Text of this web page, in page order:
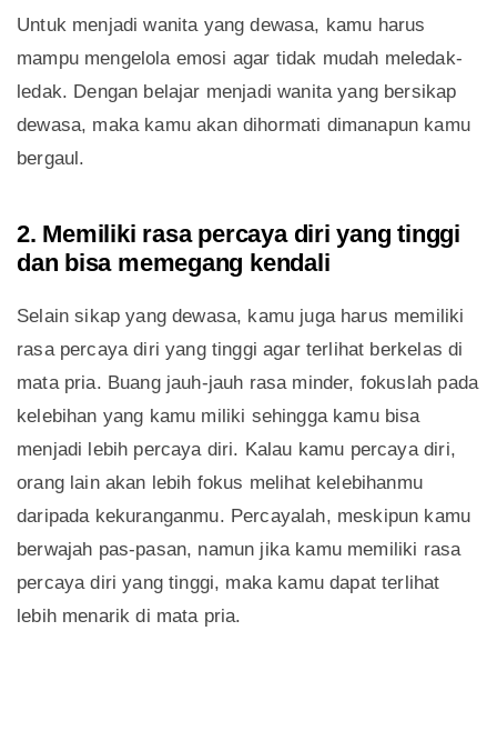
Untuk menjadi wanita yang dewasa, kamu harus
mampu mengelola emosi agar tidak mudah meledak-
ledak. Dengan belajar menjadi wanita yang bersikap
dewasa, maka kamu akan dihormati dimanapun kamu
bergaul.
2. Memiliki rasa percaya diri yang tinggi
dan bisa memegang kendali
Selain sikap yang dewasa, kamu juga harus memiliki
rasa percaya diri yang tinggi agar terlihat berkelas di
mata pria. Buang jauh-jauh rasa minder, fokuslah pada
kelebihan yang kamu miliki sehingga kamu bisa
menjadi lebih percaya diri. Kalau kamu percaya diri,
orang lain akan lebih fokus melihat kelebihanmu
daripada kekuranganmu. Percayalah, meskipun kamu
berwajah pas-pasan, namun jika kamu memiliki rasa
percaya diri yang tinggi, maka kamu dapat terlihat
lebih menarik di mata pria.